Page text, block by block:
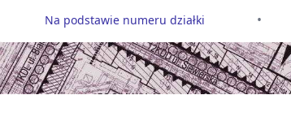
Na podstawie numeru działki •